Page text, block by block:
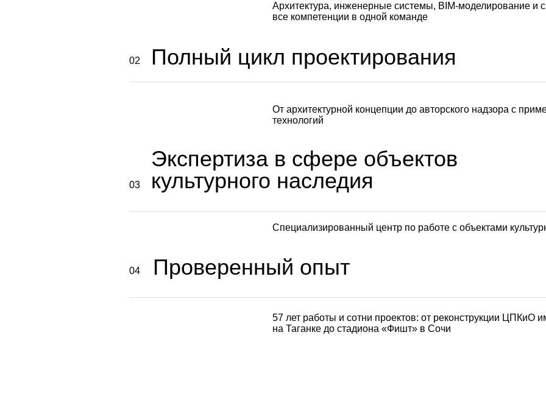
Архитектура, инженерные системы, BIM-моделирование и
все компетенции в одной команде
02 Полный цикл проектирования
От архитектурной концепции до авторского надзора с
технологий
03
Экспертиза в сфере объектов
культурного наследия
Специализированный центр по работе с объектами
04 Проверенный опыт
57 лет работы и сотни проектов: от реконструкции ЦПКиО
на Таганке до стадиона «Фишт» в Сочи